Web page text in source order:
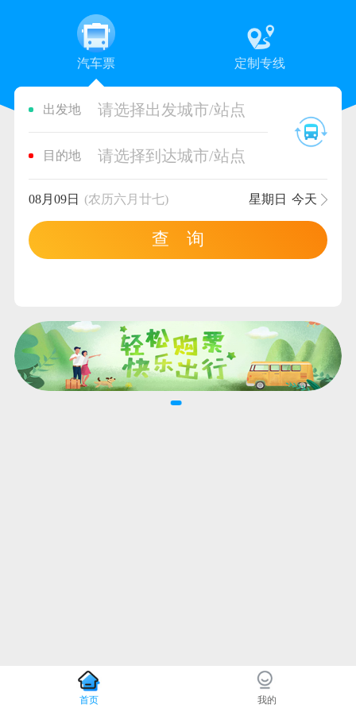
汽车票 定制专线
出发地 请选择出发城市/站点
目的地 请选择到达城市/站点
08月09日 (农历六月廿七) 星期日 今天
查 询
首页 我的